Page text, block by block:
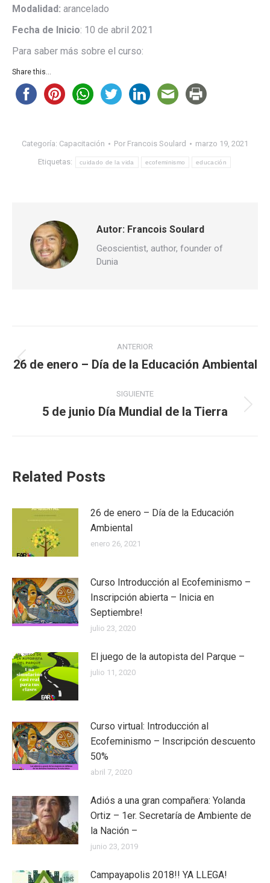
Modalidad: arancelado
Fecha de Inicio: 10 de abril 2021
Para saber más sobre el curso:
Share this...
Categoría: Capacitación Por Francois Soulard marzo 19, 2021
Etiquetas: cuidado de la vida ecofeminismo educación
Autor: Francois Soulard
Geoscientist, author, founder of
Dunia
Navegación
entre
publicaciones
ANTERIOR
Publicación
26 de enero – Día de la Educación Ambiental
SIGUIENTE
Publicación
5 de junio Día Mundial de la Tierra
Related Posts
26 de enero – Día de la Educación
Ambiental
enero 26, 2021
Curso Introducción al Ecofeminismo –
Inscripción abierta – Inicia en
Septiembre!
julio 23, 2020
El juego de la autopista del Parque –
julio 11, 2020
Curso virtual: Introducción al
Ecofeminismo – Inscripción descuento
50%
abril 7, 2020
Adiós a una gran compañera: Yolanda
Ortiz – 1er. Secretaría de Ambiente de
la Nación –
junio 23, 2019
Campayapolis 2018!! YA LLEGA!